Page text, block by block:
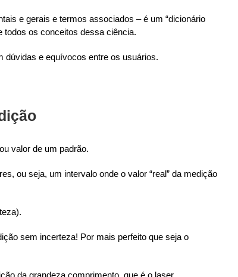
e gerais e termos associados – é um “dicionário
todos os conceitos dessa ciência.
dúvidas e equívocos entre os usuários.
valor de um padrão.
ou seja, um intervalo onde o valor “real” da medição
sem incerteza! Por mais perfeito que seja o